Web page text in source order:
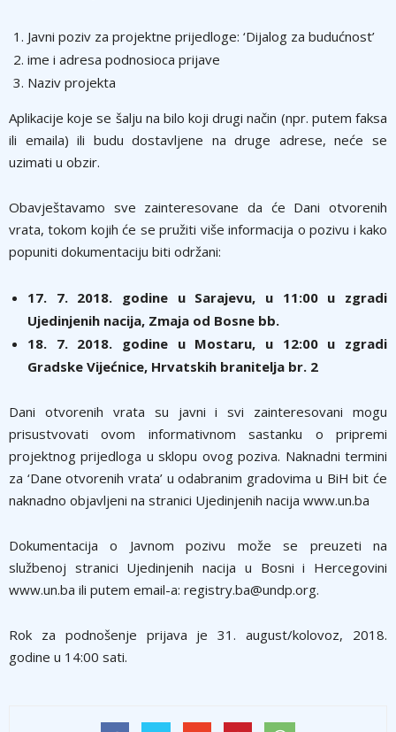
Javni poziv za projektne prijedloge: ‘Dijalog za budućnost’
ime i adresa podnosioca prijave
Naziv projekta
Aplikacije koje se šalju na bilo koji drugi način (npr. putem faksa
ili emaila) ili budu dostavljene na druge adrese, neće se
uzimati u obzir.
Obavještavamo sve zainteresovane da će Dani otvorenih
vrata, tokom kojih će se pružiti više informacija o pozivu i kako
popuniti dokumentaciju biti održani:
17. 7. 2018. godine u Sarajevu, u 11:00 u zgradi
Ujedinjenih nacija, Zmaja od Bosne bb.
18. 7. 2018. godine u Mostaru, u 12:00 u zgradi
Gradske Vijećnice, Hrvatskih branitelja br. 2
Dani otvorenih vrata su javni i svi zainteresovani mogu
prisustvovati ovom informativnom sastanku o pripremi
projektnog prijedloga u sklopu ovog poziva. Naknadni termini
za ‘Dane otvorenih vrata’ u odabranim gradovima u BiH bit će
naknadno objavljeni na stranici Ujedinjenih nacija www.un.ba
Dokumentacija o Javnom pozivu može se preuzeti na
službenoj stranici Ujedinjenih nacija u Bosni i Hercegovini
www.un.ba ili putem email-a: registry.ba@undp.org.
Rok za podnošenje prijava je 31. august/kolovoz, 2018.
godine u 14:00 sati.